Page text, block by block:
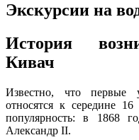
Экскурсии на
История
Кивач
Известно, что первые
относятся к середине
популярность: в 1868
Александр II.